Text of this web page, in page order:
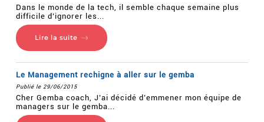
Dans le monde de la tech, il semble chaque semaine plus
difficile d’ignorer les...
Lire la suite
Le Management rechigne à aller sur le gemba
Publié le 29/06/2015
Cher Gemba coach, J’ai décidé d’emmener mon équipe de
managers sur le gemba...